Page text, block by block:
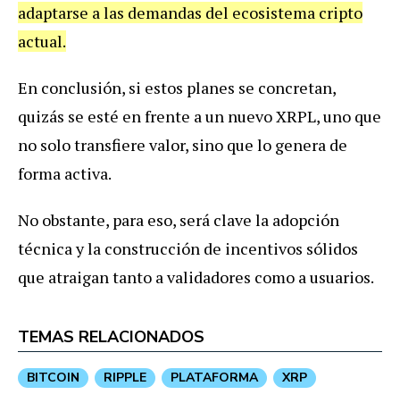
adaptarse a las demandas del ecosistema cripto
actual.
En conclusión, si estos planes se concretan,
quizás se esté en frente a un nuevo XRPL, uno que
no solo transfiere valor, sino que lo genera de
forma activa.
No obstante, para eso, será clave la adopción
técnica y la construcción de incentivos sólidos
que atraigan tanto a validadores como a usuarios.
TEMAS RELACIONADOS
BITCOIN RIPPLE PLATAFORMA XRP